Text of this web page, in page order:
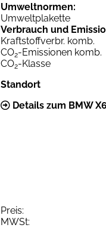
Umweltnormen:
Umweltplakette
Verbrauch und
Kraftstoffverbr. komb.
CO2-Emissionen komb.
CO2-Klasse
Standort
Details zum BMW
Preis:
MWSt: